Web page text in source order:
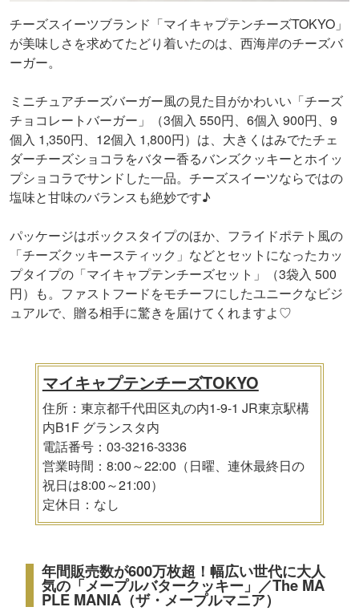
チーズスイーツブランド「マイキャプテンチーズTOKYO」
が美味しさを求めてたどり着いたのは、西海岸のチーズバ
ーガー。
ミニチュアチーズバーガー風の見た目がかわいい「チーズ
チョコレートバーガー」（3個入 550円、6個入 900円、9
個入 1,350円、12個入 1,800円）は、大きくはみでたチェ
ダーチーズショコラをバター香るバンズクッキーとホイッ
プショコラでサンドした一品。チーズスイーツならではの
塩味と甘味のバランスも絶妙です♪
パッケージはボックスタイプのほか、フライドポテト風の
「チーズクッキースティック」などとセットになったカッ
プタイプの「マイキャプテンチーズセット」（3袋入 500
円）も。ファストフードをモチーフにしたユニークなビジ
ュアルで、贈る相手に驚きを届けてくれますよ♡
マイキャプテンチーズTOKYO
住所：東京都千代田区丸の内1-9-1 JR東京駅構
内B1F グランスタ内
電話番号：03-3216-3336
営業時間：8:00～22:00（日曜、連休最終日の
祝日は8:00～21:00）
定休日：なし
年間販売数が600万枚超！幅広い世代に大人
気の「メープルバタークッキー」／The MA
PLE MANIA（ザ・メープルマニア）